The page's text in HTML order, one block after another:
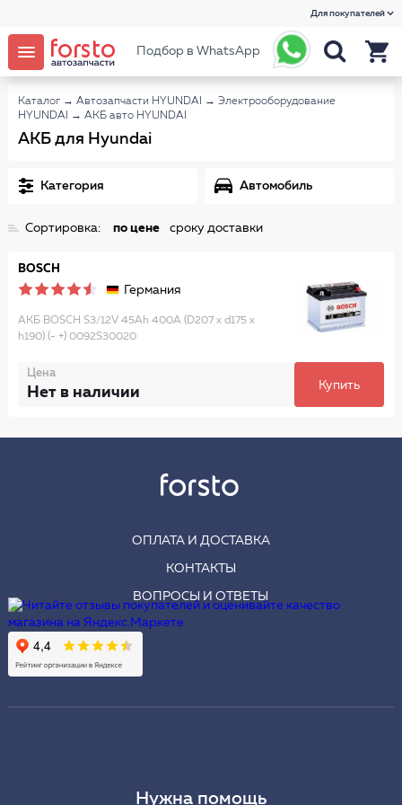
Для покупателей
Подбор в WhatsApp
Каталог → Автозапчасти HYUNDAI → Электрооборудование
HYUNDAI
→ АКБ авто HYUNDAI
АКБ для Hyundai
Категория Автомобиль
Сортировка: по цене сроку доставки
BOSCH
Германия
АКБ BOSCH S3/12V 45Ah 400A (D207 x d175 x
h190) (- +) 0092S30020
Цена
Нет в наличии Купить
ОПЛАТА И ДОСТАВКА
КОНТАКТЫ
ВОПРОСЫ И ОТВЕТЫ
Нужна помощь